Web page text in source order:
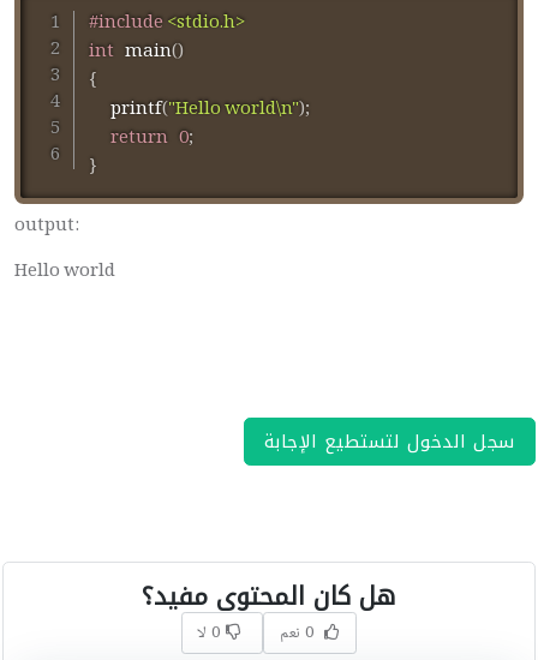
#include<stdio.h>
int main()
{
printf("Hello world\n");
return 0;
}
output:
Hello world
سجل الدخول لتستطيع الإجابة
هل كان المحتوى مفيد؟
0 نعم 0 لا